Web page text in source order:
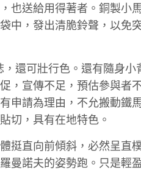
也送給用得著者。銅製小
中，發出清脆鈴聲，以免
還可壯行色。還有隨身小
，宣傳不足，預估參與者
申請為理由，不允搬動鐵
切，具有在地特色。
挺直向前傾斜，必然呈直
諾夫的姿勢跑。只是輕